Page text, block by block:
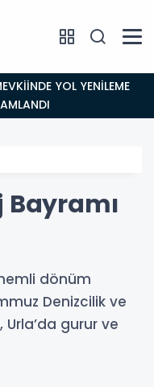
Bayramı
dönüm
Denizcilik ve
Urla’da gurur ve